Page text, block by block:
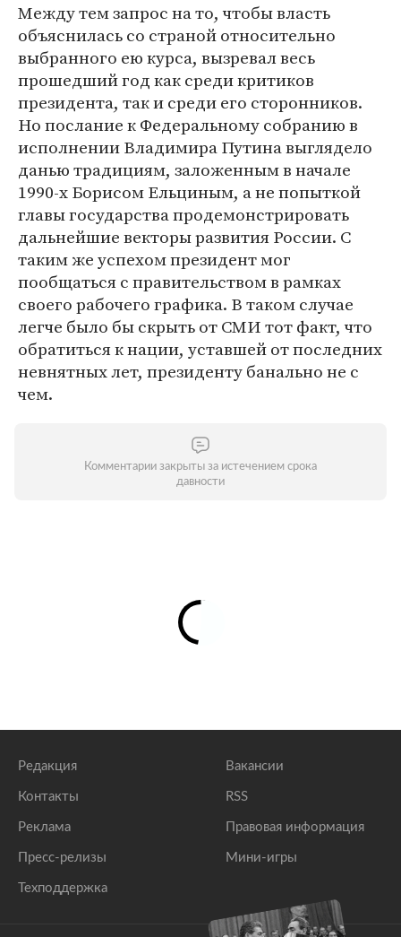
Между тем запрос на то, чтобы власть
объяснилась со страной относительно
выбранного ею курса, вызревал весь
прошедший год как среди критиков
президента, так и среди его сторонников.
Но послание к Федеральному собранию в
исполнении Владимира Путина выглядело
данью традициям, заложенным в начале
1990-х Борисом Ельциным, а не попыткой
главы государства продемонстрировать
дальнейшие векторы развития России. С
таким же успехом президент мог
пообщаться с правительством в рамках
своего рабочего графика. В таком случае
легче было бы скрыть от СМИ тот факт, что
обратиться к нации, уставшей от последних
невнятных лет, президенту банально не с
чем.
Комментарии закрыты за истечением срока
давности
Редакция
Контакты
Реклама
Пресс-релизы
Техподдержка
Вакансии
RSS
Правовая информация
Мини-игры